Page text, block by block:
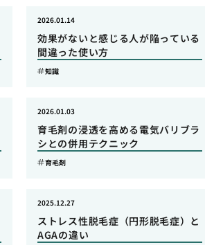
効果がないと感じる人が陥っている
間違った使い方
2026.01.14
知識
育毛剤の浸透を高める電気バリブラ
シとの併用テクニック
2026.01.03
育毛剤
ストレス性脱毛症（円形脱毛症）と
AGAの違い
2025.12.27